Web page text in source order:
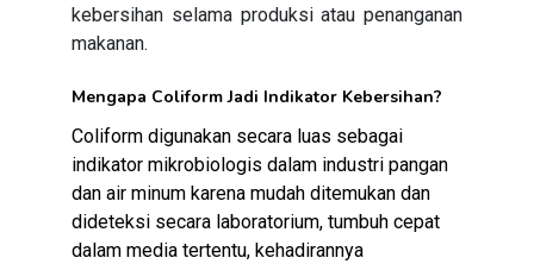
kebersihan selama produksi atau penanganan
makanan.
Mengapa Coliform Jadi Indikator Kebersihan?
Coliform digunakan secara luas sebagai
indikator mikrobiologis dalam industri pangan
dan air minum karena mudah ditemukan dan
dideteksi secara laboratorium, tumbuh cepat
dalam media tertentu, kehadirannya